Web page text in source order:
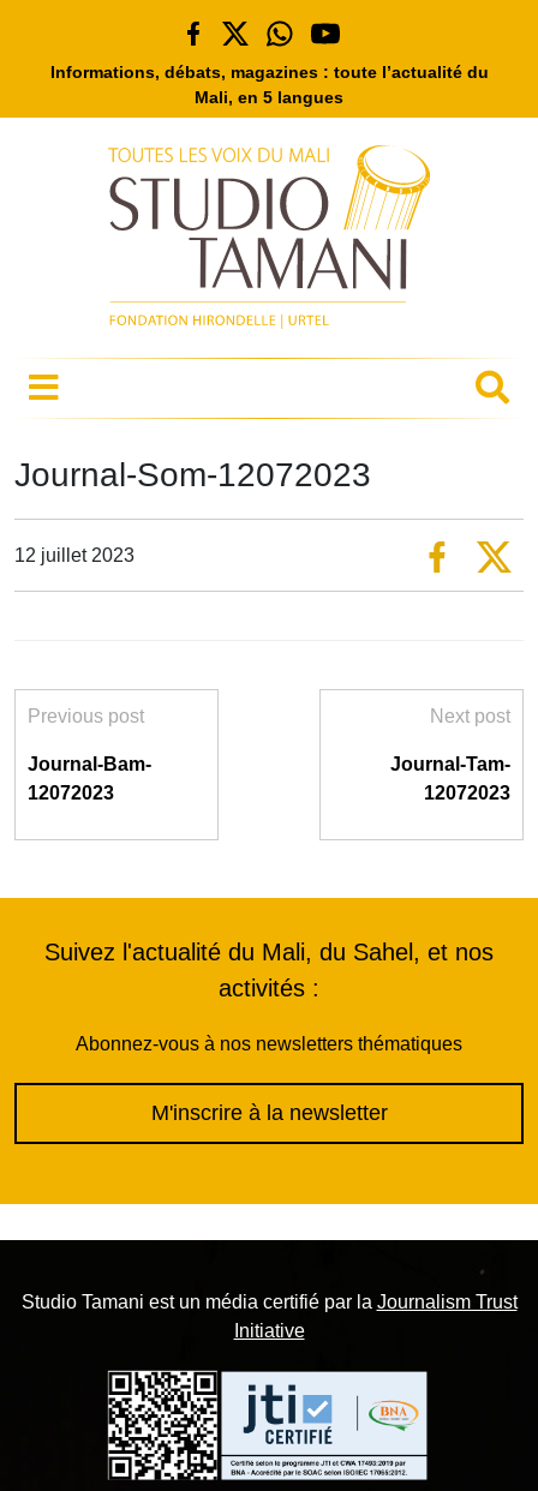
Informations, débats, magazines : toute l’actualité du
Mali, en 5 langues
Journal-Som-12072023
12 juillet 2023
Previous post
Journal-Bam-
12072023
Next post
Journal-Tam-
12072023
Suivez l'actualité du Mali, du Sahel, et nos
activités :
Abonnez-vous à nos newsletters thématiques
M'inscrire à la newsletter
Studio Tamani est un média certifié par la Journalism Trust
Initiative